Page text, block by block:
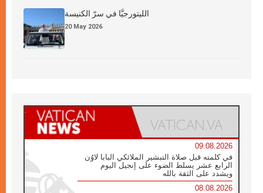
الليتورجيَّا في سرّ الكنيسة
20 May 2026
09.08.2026
في كلمته قبل صلاة التبشير الملائكي البابا لاوُن
الرابع عشر يسلط الضوء على إنجيل اليوم
ويشدد على الثقة بالله
08.08.2026